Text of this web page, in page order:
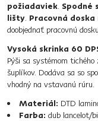
požiadaviek. Spodné
lišty. Pracovná
doobjednať pracovnú
Vysoká skrinka 60
Pýši sa systémom
šuplíkov. Dodáva sa so
vhodný na vstavanú rúru.
Materiál: DTD
Farba: dub lancelot/